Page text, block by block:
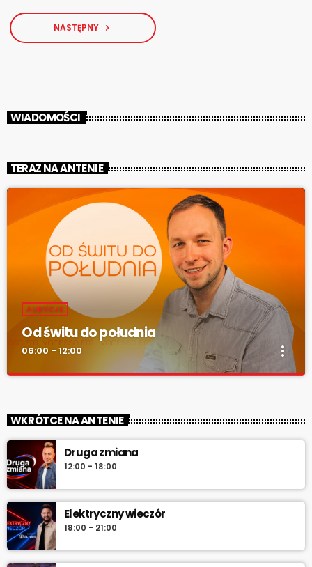
NASTĘPNY navigate_next
WIADOMOŚCI
TERAZ NA ANTENIE
AUDYCJE
Od świtu do południa
06:00 - 12:00 more_vert
„Od świtu do południa” – poranny program Radia Vanessa od
poniedziałku do soboty w godz. 6:00–12:00. Jakub Koniński
serwuje lokalne informacje, pogodę, przegląd wydarzeń i
najlepszą muzykę, która towarzyszy od pierwszych chwil dnia aż
WKRÓTCE NA ANTENIE
Druga zmiana
12:00 - 18:00
Elektryczny wieczór
18:00 - 21:00